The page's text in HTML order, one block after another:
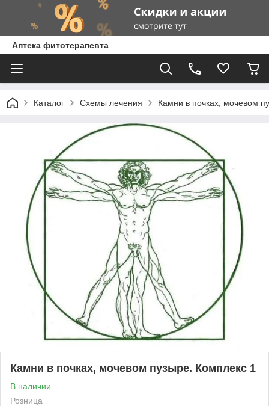
Аптека фитотерапевта
Каталог Схемы лечения Камни в почках, мочевом
Камни в почках, мочевом пузыре. Комплекс 1
В наличии
Розница